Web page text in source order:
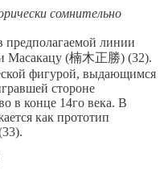
сомнительно
предполагаемой линии
Масакацу (楠木正勝) (32).
фигурой, выдающимся
стороне
в конце 14го века. В
как прототип